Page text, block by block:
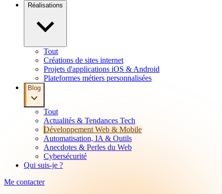
Réalisations
Tout
Créations de sites internet
Projets d'applications iOS & Android
Plateformes métiers personnalisées
Blog
Tout
Actualités & Tendances Tech
Développement Web & Mobile
Automatisation, IA & Outils
Anecdotes & Perles du Web
Cybersécurité
Qui suis-je ?
Me contacter